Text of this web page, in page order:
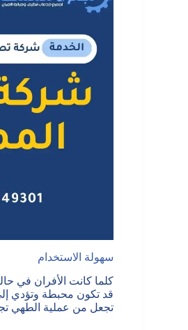
سهولة الاستخدام
كلما كانت الأفران في
قد تكون محبطة وتؤدي
تجعل من عملية الطهي